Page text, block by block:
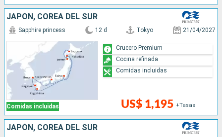
JAPÓN, COREA DEL SUR
Comidas incluidas
Sapphire princess 12 d Tokyo 21/04/2027
US$ 1,195 +Tasas
Crucero Premium
Cocina refinada
Comidas incluidas
JAPÓN, COREA DEL SUR